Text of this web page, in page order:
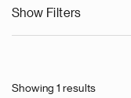
Show Filters
Showing 1 results